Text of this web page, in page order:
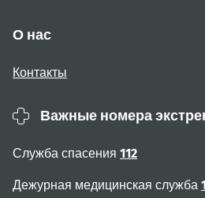
О нас
Контакты
Важные номера
Служба спасения 112
Дежурная медицинская служба